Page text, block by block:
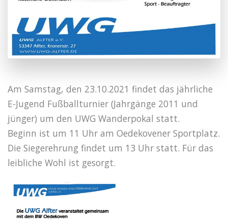
Am Samstag, den 23.10.2021 findet das jährliche
E-Jugend Fußballturnier (Jahrgänge 2011 und
jünger) um den UWG Wanderpokal statt.
Beginn ist um 11 Uhr am Oedekovener Sportplatz.
Die Siegerehrung findet um 13 Uhr statt. Für das
leibliche Wohl ist gesorgt.